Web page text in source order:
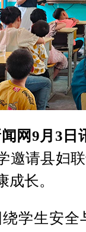
网9月3日
邀请县妇
成长。
学生安全